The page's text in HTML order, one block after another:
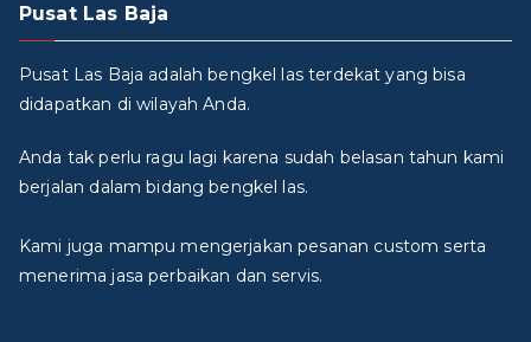
Pusat Las Baja
Pusat Las Baja adalah bengkel las terdekat yang bisa
didapatkan di wilayah Anda.
Anda tak perlu ragu lagi karena sudah belasan tahun kami
berjalan dalam bidang bengkel las.
Kami juga mampu mengerjakan pesanan custom serta
menerima jasa perbaikan dan servis.